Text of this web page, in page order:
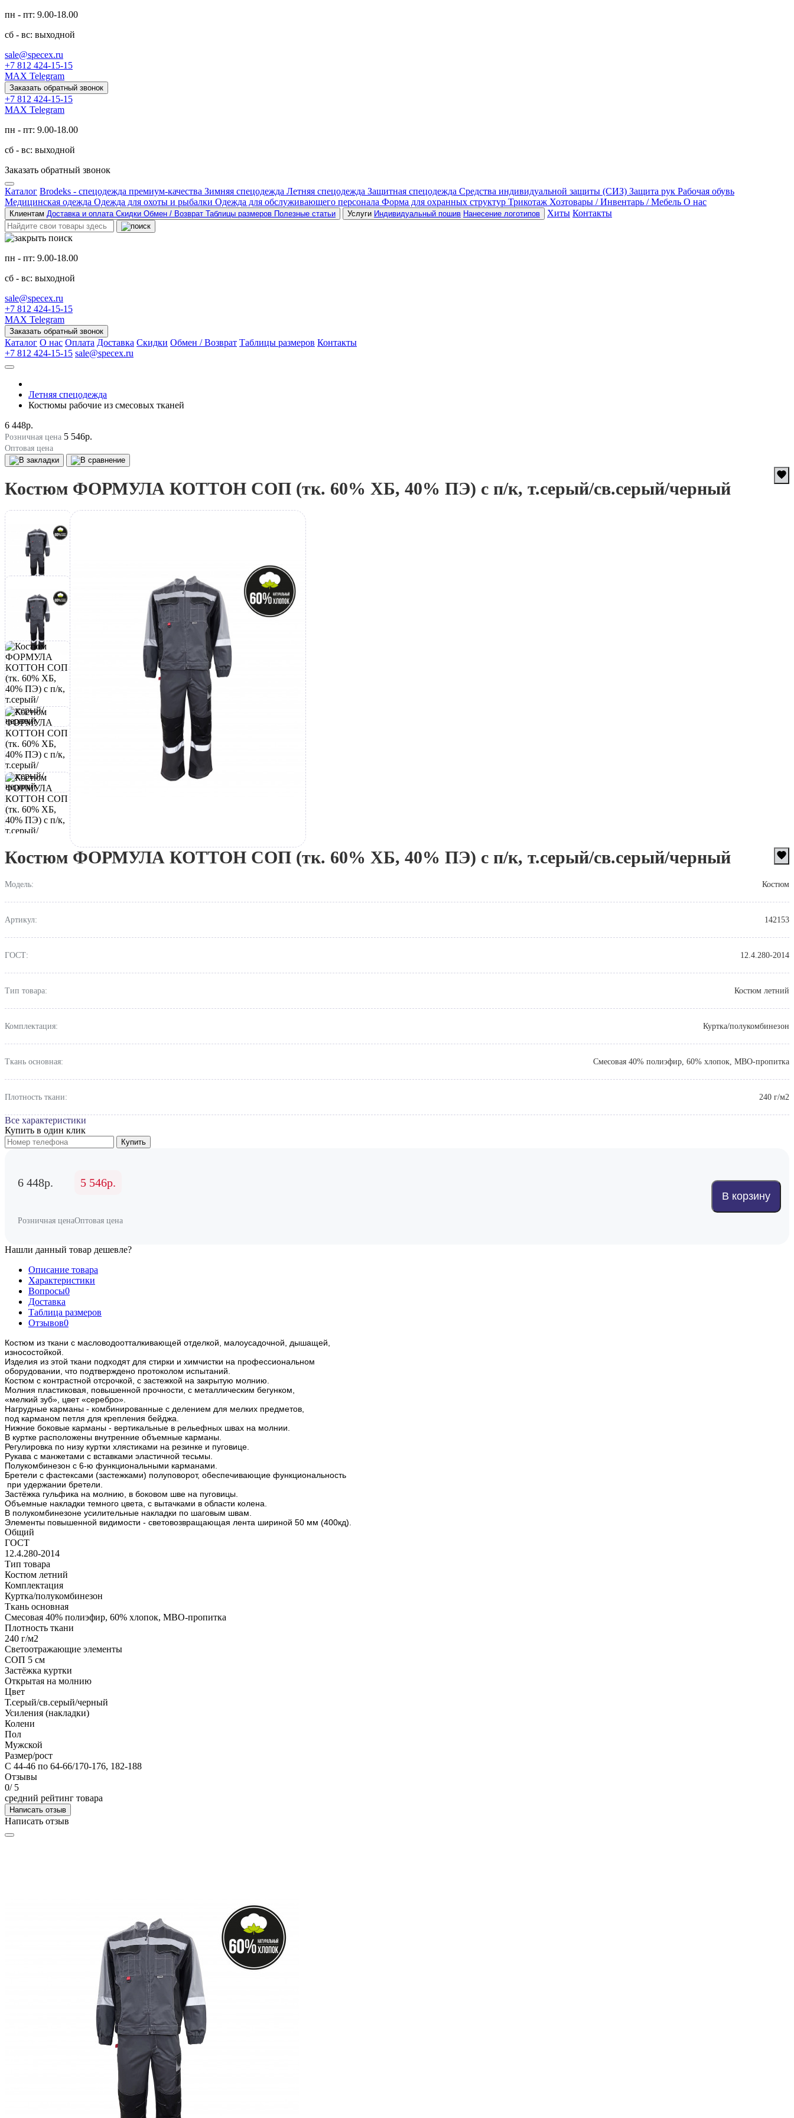
пн - пт: 9.00-18.00
сб - вс: выходной
sale@specex.ru
+7 812 424-15-15
MAX Telegram
Заказать обратный звонок
+7 812 424-15-15
MAX Telegram
пн - пт: 9.00-18.00
сб - вс: выходной
Заказать обратный звонок
Каталог Brodeks - спецодежда премиум-качества Зимняя спецодежда Летняя спецодежда Защитная спецодежда Средства индивидуальной защиты (СИЗ) Защита рук Рабочая обувь
Медицинская одежда Одежда для охоты и рыбалки Одежда для обслуживающего персонала Форма для охранных структур Трикотаж Хозтовары / Инвентарь / Мебель О нас
Клиентам Доставка и оплата Скидки Обмен / Возврат Таблицы размеров Полезные статьи Услуги Индивидуальный пошив Нанесение логотипов Хиты Контакты
пн - пт: 9.00-18.00
сб - вс: выходной
sale@specex.ru
+7 812 424-15-15
MAX Telegram
Заказать обратный звонок
Каталог О нас Оплата Доставка Скидки Обмен / Возврат Таблицы размеров Контакты
+7 812 424-15-15 sale@specex.ru
Летняя спецодежда
Костюмы рабочие из смесовых тканей
6 448р.
Розничная цена 5 546р.
Оптовая цена
Костюм ФОРМУЛА КОТТОН СОП (тк. 60% ХБ, 40% ПЭ) с п/к, т.серый/св.серый/черный
Костюм ФОРМУЛА КОТТОН СОП (тк. 60% ХБ, 40% ПЭ) с п/к, т.серый/св.серый/черный
Модель: Костюм
Артикул: 142153
ГОСТ: 12.4.280-2014
Тип товара: Костюм летний
Комплектация: Куртка/полукомбинезон
Ткань основная: Смесовая 40% полиэфир, 60% хлопок, МВО-пропитка
Плотность ткани: 240 г/м2
Все характеристики
Купить в один клик
Купить
6 448р.
Розничная цена
5 546р.
Оптовая цена
В корзину
Нашли данный товар дешевле?
Описание товара
Характеристики
Вопросы0
Доставка
Таблица размеров
Отзывов0
Костюм из ткани с масловодоотталкивающей отделкой, малоусадочной, дышащей,
износостойкой.
Изделия из этой ткани подходят для стирки и химчистки на профессиональном
оборудовании, что подтверждено протоколом испытаний.
Костюм с контрастной отсрочкой, с застежкой на закрытую молнию.
Молния пластиковая, повышенной прочности, с металлическим бегунком,
«мелкий зуб», цвет «серебро».
Нагрудные карманы - комбинированные с делением для мелких предметов,
под карманом петля для крепления бейджа.
Нижние боковые карманы - вертикальные в рельефных швах на молнии.
В куртке расположены внутренние объемные карманы.
Регулировка по низу куртки хлястиками на резинке и пуговице.
Рукава с манжетами с вставками эластичной тесьмы.
Полукомбинезон с 6-ю функциональными карманами.
Бретели с фастексами (застежками) полуповорот, обеспечивающие функциональность
при удержании бретели.
Застёжка гульфика на молнию, в боковом шве на пуговицы.
Объемные накладки темного цвета, с вытачками в области колена.
В полукомбинезоне усилительные накладки по шаговым швам.
Элементы повышенной видимости - световозвращающая лента шириной 50 мм (400кд).
Общий
ГОСТ
12.4.280-2014
Тип товара
Костюм летний
Комплектация
Куртка/полукомбинезон
Ткань основная
Смесовая 40% полиэфир, 60% хлопок, МВО-пропитка
Плотность ткани
240 г/м2
Светоотражающие элементы
СОП 5 см
Застёжка куртки
Открытая на молнию
Цвет
Т.серый/св.серый/черный
Усиления (накладки)
Колени
Пол
Мужской
Размер/рост
С 44-46 по 64-66/170-176, 182-188
Отзывы
0/ 5
средний рейтинг товара
Написать отзыв
Написать отзыв